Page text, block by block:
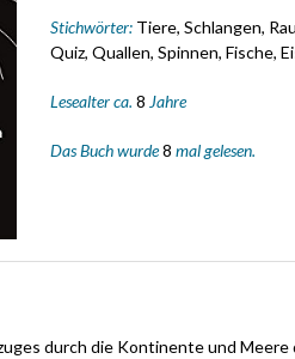
Stichwörter: Tiere, Schlangen,
Quiz, Quallen, Spinnen, Fische,
Lesealter ca. 8 Jahre
Das Buch wurde8 mal gelesen.
durch die Kontinente und Meere